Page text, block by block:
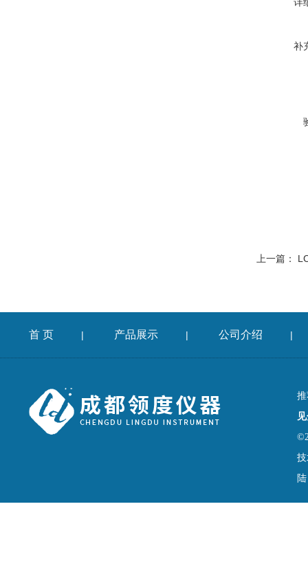
补
上一篇：
首 页 | 产品展示 | 公司介绍 |
陆